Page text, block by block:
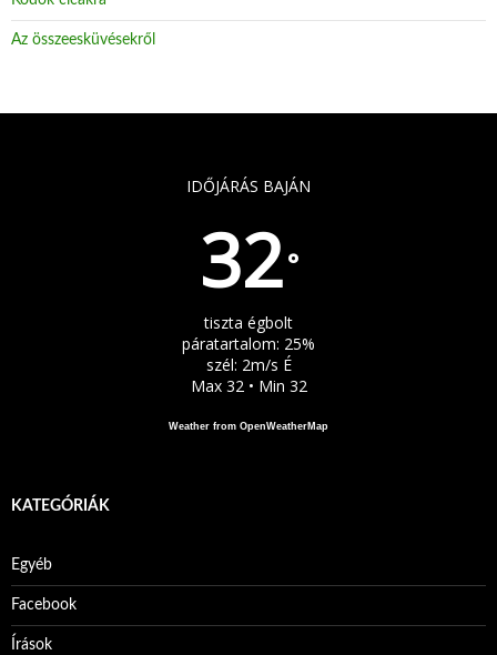
Az összeesküvésekről
IDŐJÁRÁS BAJÁN
32°
tiszta égbolt
páratartalom: 25%
szél: 2m/s É
Max 32 • Min 32
Weather from OpenWeatherMap
KATEGÓRIÁK
Egyéb
Facebook
Írások